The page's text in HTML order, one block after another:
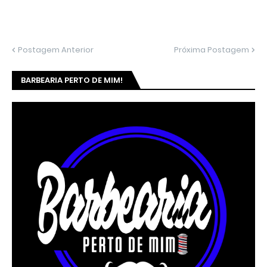
Postagem Anterior Próxima Postagem
BARBEARIA PERTO DE MIM!